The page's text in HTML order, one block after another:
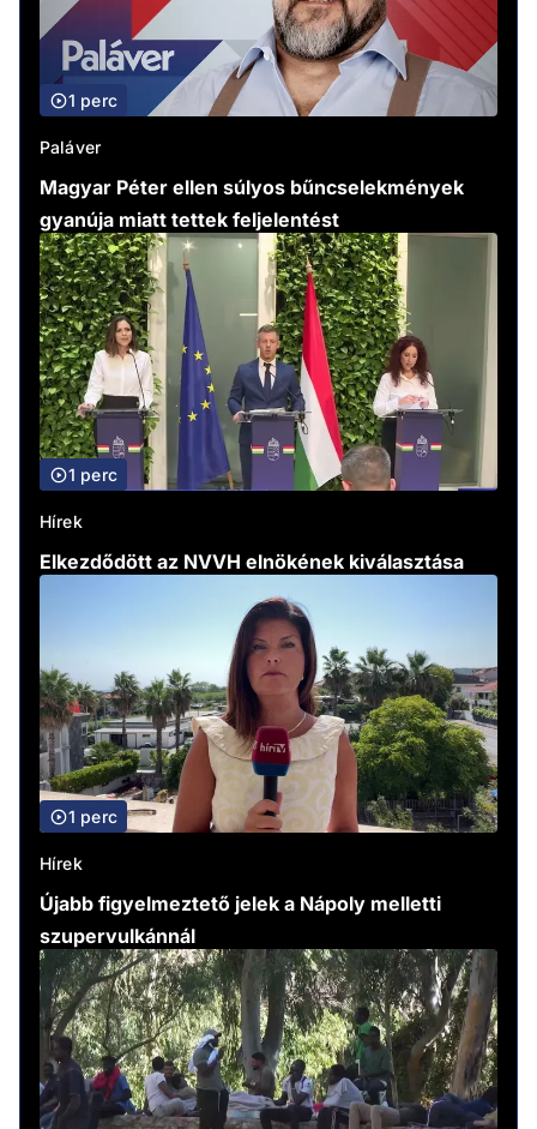
1 perc
Paláver
Magyar Péter ellen súlyos bűncselekmények
gyanúja miatt tettek feljelentést
1 perc
Hírek
Elkezdődött az NVVH elnökének kiválasztása
1 perc
Hírek
Újabb figyelmeztető jelek a Nápoly melletti
szupervulkánnál